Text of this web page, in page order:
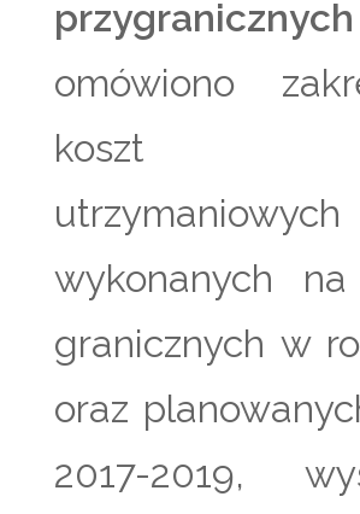
przygranicznych
omówiono
koszt
utrzymaniowych
wykonanych
granicznych w
oraz
2017-2019,